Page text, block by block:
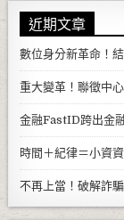
近期文章
數位身分新革命！
重大變革！聯徵中
金融FastID跨出金
時間＋紀律＝小資
不再上當！破解詐